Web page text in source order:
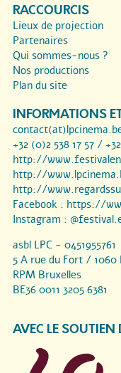
RACCOURCIS
Lieux de projection
Partenaires
Qui sommes-nous ?
Nos productions
Plan du site
INFORMATIONS
+32 (0)2 538 17 57 /
http://
http://
http://
Facebook : https://
Instagram :
asbl LPC - 0451955761
5 A rue du Fort / 1060
RPM Bruxelles
BE36 0011 3205 6381
AVEC LE SOUTIEN